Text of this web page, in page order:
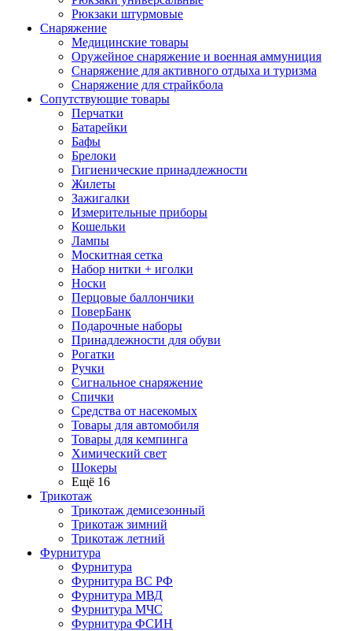
Рюкзаки штурмовые
Снаряжение
Медицинские товары
Оружейное снаряжение и военная аммуниция
Снаряжение для активного отдыха и туризма
Снаряжение для страйкбола
Сопутствующие товары
Перчатки
Батарейки
Бафы
Брелоки
Гигиенические принадлежности
Жилеты
Зажигалки
Измерительные приборы
Кошельки
Лампы
Москитная сетка
Набор нитки + иголки
Носки
Перцовые баллончики
ПоверБанк
Подарочные наборы
Принадлежности для обуви
Рогатки
Ручки
Сигнальное снаряжение
Спички
Средства от насекомых
Товары для автомобиля
Товары для кемпинга
Химический свет
Шокеры
Ещё 16
Трикотаж
Трикотаж демисезонный
Трикотаж зимний
Трикотаж летний
Фурнитура
Фурнитура
Фурнитура ВС РФ
Фурнитура МВД
Фурнитура МЧС
Фурнитура ФСИН